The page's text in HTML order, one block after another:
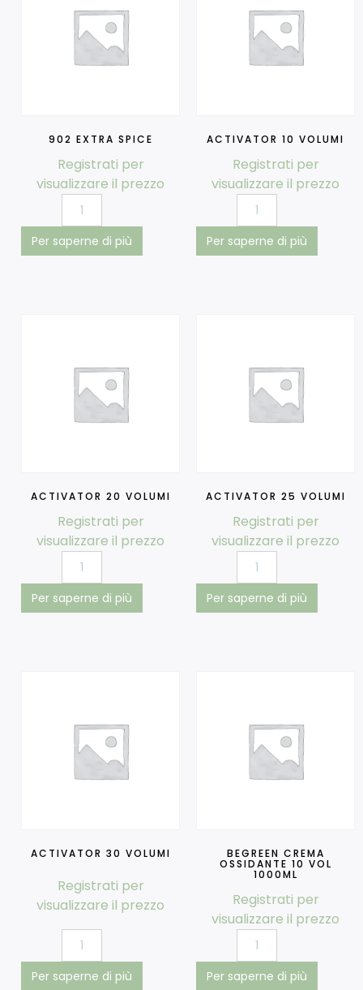
902 EXTRA SPICE
Registrati per
visualizzare il prezzo
Per saperne di più
ACTIVATOR 10 VOLUMI
Registrati per
visualizzare il prezzo
Per saperne di più
ACTIVATOR 20 VOLUMI
Registrati per
visualizzare il prezzo
Per saperne di più
ACTIVATOR 25 VOLUMI
Registrati per
visualizzare il prezzo
Per saperne di più
ACTIVATOR 30 VOLUMI
Registrati per
visualizzare il prezzo
Per saperne di più
BEGREEN CREMA
OSSIDANTE 10 VOL
1000ML
Registrati per
visualizzare il prezzo
Per saperne di più